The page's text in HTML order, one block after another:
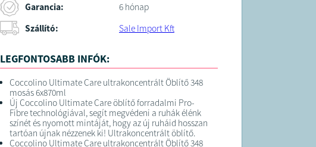
Garancia:
6 hónap
Szállító:
Sale Import Kft
LEGFONTOSABB INFÓK:
Coccolino Ultimate Care ultrakoncentrált Öblítő 348
mosás 6x870ml
Új Coccolino Ultimate Care öblítő forradalmi Pro-
Fibre technológiával, segít megvédeni a ruhák élénk
színét és nyomott mintáját, hogy az új ruháid hosszan
tartóan újnak nézzenek ki! Ultrakoncentrált öblítő.
Coccolino Ultimate Care ultrakoncentrált Öblítő 348